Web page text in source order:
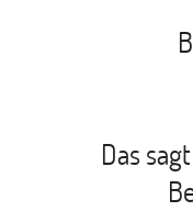
Das